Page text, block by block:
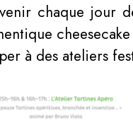
chaque jour
à des ateliers